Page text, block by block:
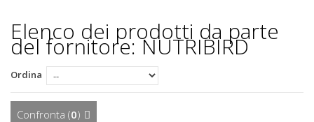
Elenco dei prodotti da parte
del fornitore: NUTRIBIRD
Ordina
Confronta (0)